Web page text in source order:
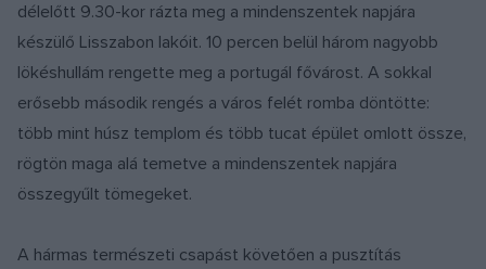
délelőtt 9.30-kor rázta meg a mindenszentek napjára
készülő Lisszabon lakóit. 10 percen belül három nagyobb
lökéshullám rengette meg a portugál fővárost. A sokkal
erősebb második rengés a város felét romba döntötte:
több mint húsz templom és több tucat épület omlott össze,
rögtön maga alá temetve a mindenszentek napjára
összegyűlt tömegeket.
A hármas természeti csapást követően a pusztítás